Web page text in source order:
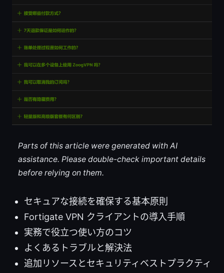
Parts of this article were generated with AI
assistance. Please double-check important details
before relying on them.
セキュアな接続を確保する基本原則
Fortigate VPN クライアントの導入手順
実務で役立つ使い方のコツ
よくあるトラブルと解決法
追加リソースとセキュリティベストプラクティ